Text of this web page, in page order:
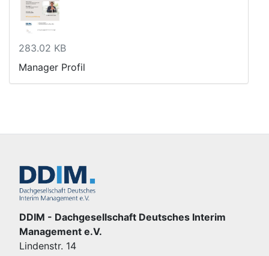
283.02 KB
Manager Profil
DDIM - Dachgesellschaft Deutsches Interim
Management e.V.
Lindenstr. 14